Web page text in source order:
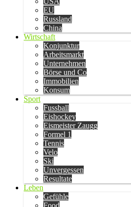
EU
Russland
China
Wirtschaft
Konjunktur
Arbeitsmarkt
Unternehmen
Börse und Co
Immobilien
Konsum
Sport
Fussball
Eishockey
Eismeister Zaugg
Formel 1
Tennis
Velo
Ski
Unvergessen
Resultate
Leben
Gefühle
Food